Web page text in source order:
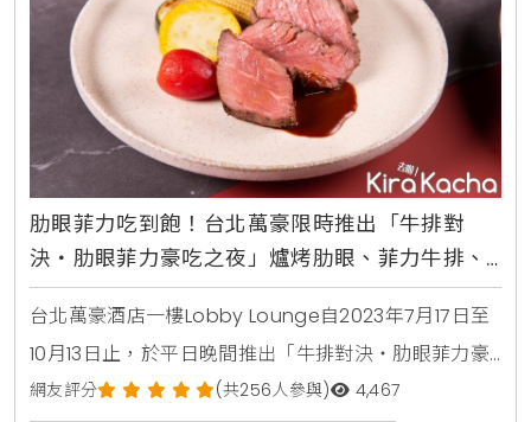
肋眼菲力吃到飽！台北萬豪限時推出「牛排對
決‧肋眼菲力豪吃之夜」爐烤肋眼、菲力牛排、
肉醬薯條無限續點
台北萬豪酒店一樓Lobby Lounge自2023年7月17日至
10月13日止，於平日晚間推出「牛排對決‧肋眼菲力豪
吃之夜」，每人1,399元+10%，享四件式牛排套餐，含
網友評分 (共256人參與) 4,467